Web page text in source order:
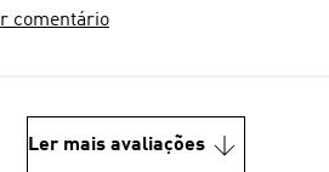
comentário
Ler mais avaliações